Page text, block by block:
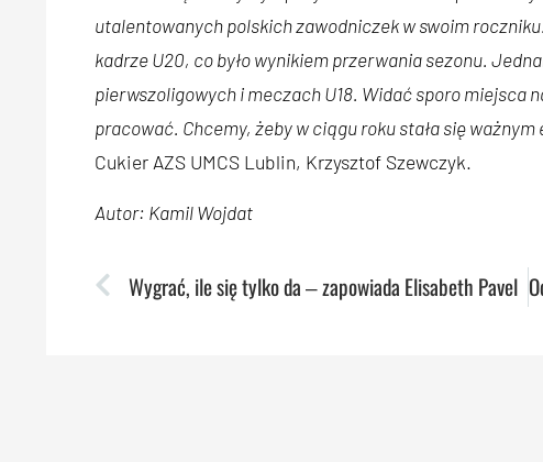
utalentowanych polskich zawodniczek w swoim
kadrze U20, co było wynikiem przerwania sezonu.
pierwszoligowych i meczach U18. Widać sporo miejsca
pracować. Chcemy, żeby w ciągu roku stała się
Cukier AZS UMCS Lublin, Krzysztof Szewczyk.
Autor: Kamil Wojdat
Wygrać, ile się tylko da ‒ zapowiada Elisabeth Pavel